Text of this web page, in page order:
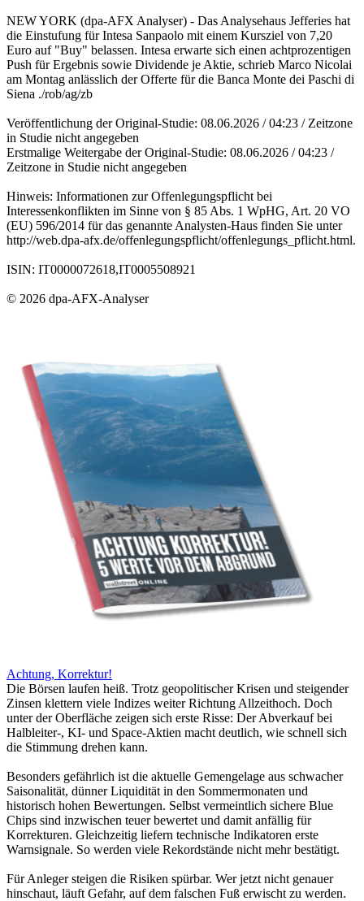
NEW YORK (dpa-AFX Analyser) - Das Analysehaus Jefferies hat
die Einstufung für Intesa Sanpaolo mit einem Kursziel von 7,20
Euro auf "Buy" belassen. Intesa erwarte sich einen achtprozentigen
Push für Ergebnis sowie Dividende je Aktie, schrieb Marco Nicolai
am Montag anlässlich der Offerte für die Banca Monte dei Paschi di
Siena ./rob/ag/zb
Veröffentlichung der Original-Studie: 08.06.2026 / 04:23 / Zeitzone
in Studie nicht angegeben
Erstmalige Weitergabe der Original-Studie: 08.06.2026 / 04:23 /
Zeitzone in Studie nicht angegeben
Hinweis: Informationen zur Offenlegungspflicht bei
Interessenkonflikten im Sinne von § 85 Abs. 1 WpHG, Art. 20 VO
(EU) 596/2014 für das genannte Analysten-Haus finden Sie unter
http://web.dpa-afx.de/offenlegungspflicht/offenlegungs_pflicht.html.
ISIN: IT0000072618,IT0005508921
© 2026 dpa-AFX-Analyser
Achtung, Korrektur!
Die Börsen laufen heiß. Trotz geopolitischer Krisen und steigender
Zinsen klettern viele Indizes weiter Richtung Allzeithoch. Doch
unter der Oberfläche zeigen sich erste Risse: Der Abverkauf bei
Halbleiter-, KI- und Space-Aktien macht deutlich, wie schnell sich
die Stimmung drehen kann.
Besonders gefährlich ist die aktuelle Gemengelage aus schwacher
Saisonalität, dünner Liquidität in den Sommermonaten und
historisch hohen Bewertungen. Selbst vermeintlich sichere Blue
Chips sind inzwischen teuer bewertet und damit anfällig für
Korrekturen. Gleichzeitig liefern technische Indikatoren erste
Warnsignale. So werden viele Rekordstände nicht mehr bestätigt.
Für Anleger steigen die Risiken spürbar. Wer jetzt nicht genauer
hinschaut, läuft Gefahr, auf dem falschen Fuß erwischt zu werden.